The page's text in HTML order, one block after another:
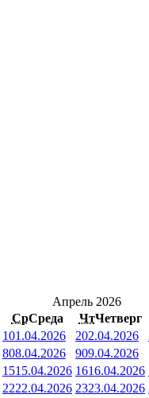
Апрель 2026
СрСреда ЧтЧетверг
101.04.2026 202.04.2026
808.04.2026 909.04.2026
1515.04.2026 1616.04.2026
2222.04.2026 2323.04.2026